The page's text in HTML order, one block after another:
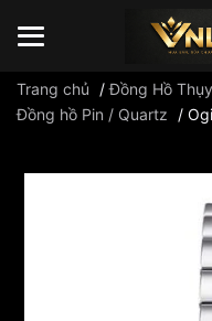
Trang chủ /Đồng Hồ
Đồng hồ Pin / Quartz
/